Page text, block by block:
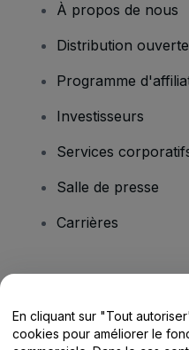
À propos de nous
Distribution ouverte
Programme
Investisseurs
Services
Salle de presse
Carrières
Centre
En cliquant sur "Tout
cookies pour améliorer le